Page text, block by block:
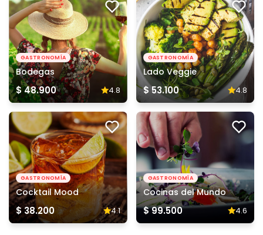
GASTRONOMÍA
Bodegas
$ 48.900 4.8
GASTRONOMÍA
Lado Veggie
$ 53.100 4.8
GASTRONOMÍA
Cocktail Mood
$ 38.200 4.1
GASTRONOMÍA
Cocinas del Mundo
$ 99.500 4.6